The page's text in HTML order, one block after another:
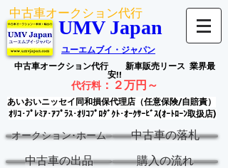
中古車オークション代行
UMV Japan
ユーエムブイ・ジャパン
中古車オークション代行 新車販売リース 業界最
安!!
代行料： ２万円～
あいおいニッセイ同和損保代理店（任意保険/自賠責）
ｵﾘｺ･ﾌﾟﾚﾐｱ･ｱﾌﾟﾗｽ･ｵﾘｺﾌﾟﾛﾀﾞｸﾄ･ｵｰｸｻｰﾋﾞｽ(ｵｰﾄﾛｰﾝ取扱店)
オークション･ホーム 中古車の落札
中古車の出品 購入の流れ